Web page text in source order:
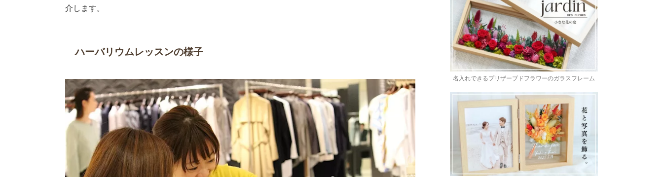
介します。
ハーバリウムレッスンの様子
名入れできるプリザーブドフラワーのガラスフレーム